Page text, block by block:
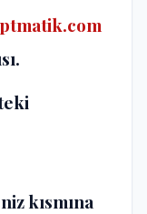
kısmına